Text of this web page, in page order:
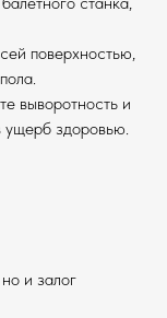
поверхностью,
выворотность и
ущерб здоровью.
и залог